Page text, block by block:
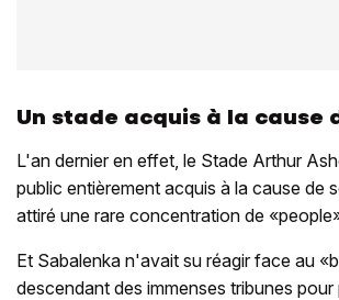
Un stade acquis à la cause
L'an dernier en effet, le Stade Arthur
public entièrement acquis à la cause de
attiré une rare concentration de
Et Sabalenka n'avait su réagir face au
descendant des immenses tribunes